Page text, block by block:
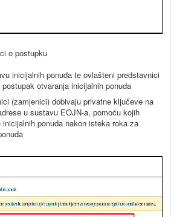
o postupku
inicijalnih ponuda te ovlašteni predstavnici
otvaranja inicijalnih ponuda
(zamjenici) dobivaju privatne ključeve na
u sustavu EOJN-a, pomoću kojih
ponuda nakon isteka roka za